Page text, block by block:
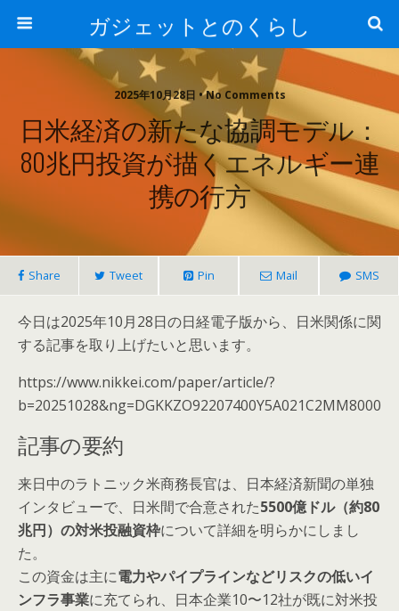
ガジェットとのくらし
2025年10月28日 • No Comments
日米経済の新たな協調モデル：
80兆円投資が描くエネルギー連
携の行方
Share Tweet Pin Mail SMS
今日は2025年10月28日の日経電子版から、日米関係に関
する記事を取り上げたいと思います。
https://www.nikkei.com/paper/article/?
b=20251028&ng=DGKKZO92207400Y5A021C2MM8000
記事の要約
来日中のラトニック米商務長官は、日本経済新聞の単独
インタビューで、日米間で合意された5500億ドル（約80
兆円）の対米投融資枠について詳細を明らかにしまし
た。
この資金は主に電力やパイプラインなどリスクの低いイ
ンフラ事業に充てられ、日本企業10〜12社が既に対米投